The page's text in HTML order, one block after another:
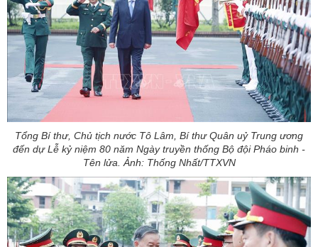
Tổng Bí thư, Chủ tịch nước Tô Lâm, Bí thư Quân uỷ Trung ương
đến dự Lễ kỷ niệm 80 năm Ngày truyền thống Bộ đội Pháo binh -
Tên lửa. Ảnh: Thống Nhất/TTXVN